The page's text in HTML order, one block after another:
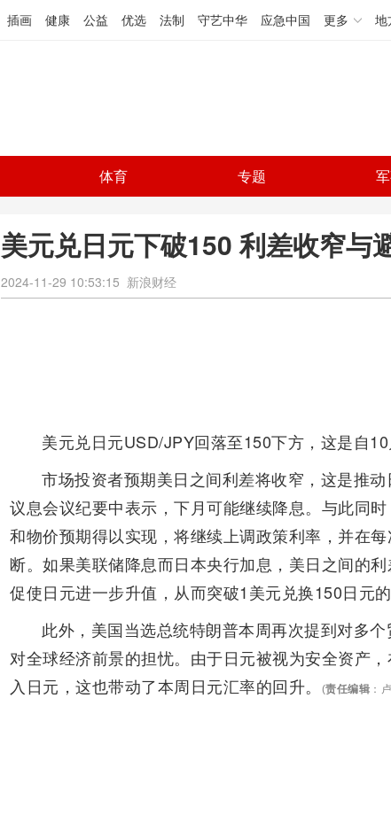
插画 健康 公益 优选 法制 守艺中华 应急中国 更多 地
体育 专题
美元兑日元下破150 利差收窄与
2024-11-29 10:53:15 新浪财经
美元兑日元USD/JPY回落至150下方，这是自10
市场投资者预期美日之间利差将收窄，这是推
议息会议纪要中表示，下月可能继续降息。与此同
和物价预期得以实现，将继续上调政策利率，并在
断。如果美联储降息而日本央行加息，美日之间的
促使日元进一步升值，从而突破1美元兑换150日元的
此外，美国当选总统特朗普本周再次提到对多
对全球经济前景的担忧。由于日元被视为安全资产
入日元，这也带动了本周日元汇率的回升。
(责任编辑 ：